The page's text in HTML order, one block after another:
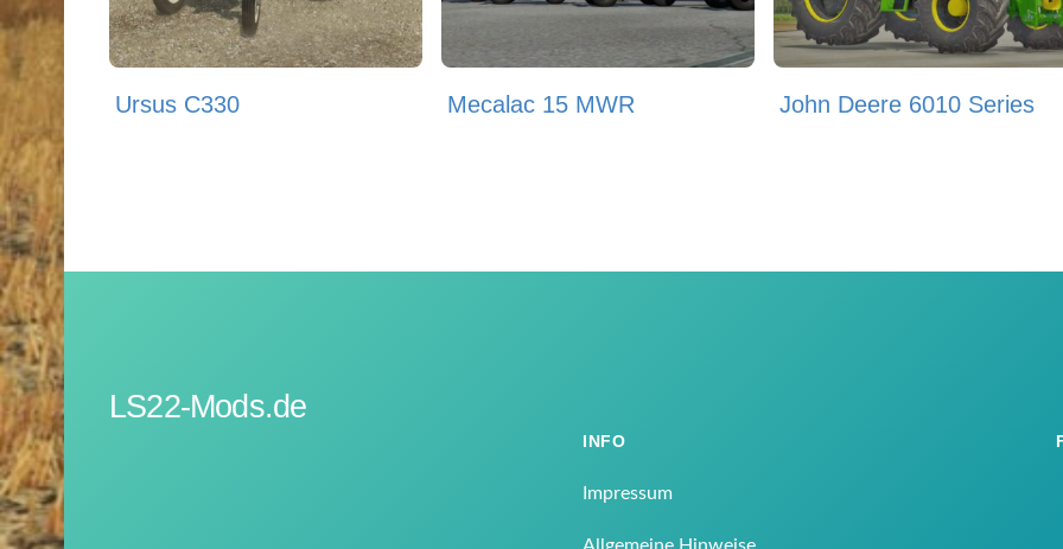
Ursus C330 Mecalac 15 MWR John Deere 6010 Series
LS22-Mods.de
INFO
Impressum